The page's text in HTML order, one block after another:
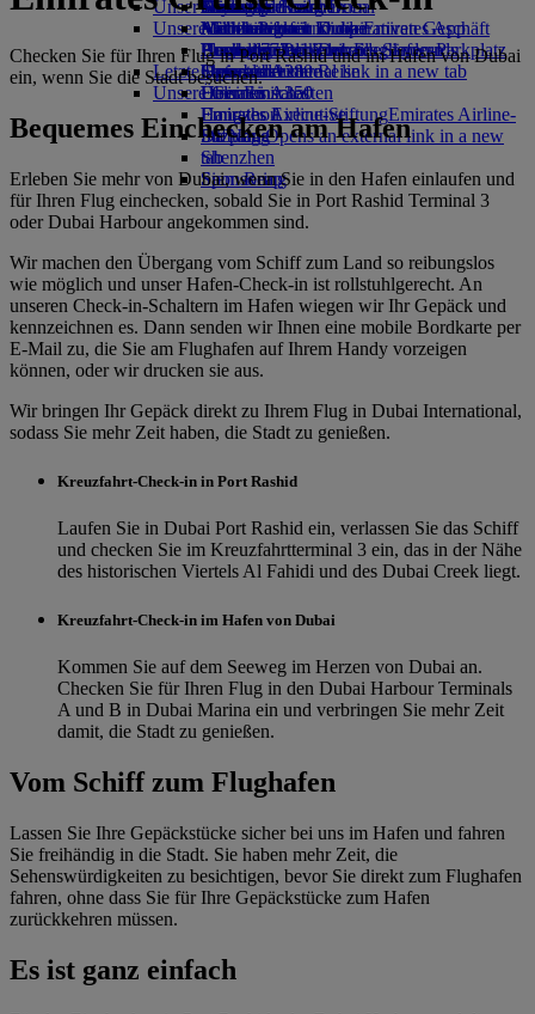
Mietwagen buchen
Airline Partner
Flughafen-ParkplatzFlughafen-Parkplatz
Opens an external link in a new tab
Getränke
Unsere Flotte
Boeing 777
Emirates A380
Emirates A350
Emirates Executive
Sitzpläne
Kinderspielzeug
Aktivitäten für Kinder
Unser Planet
Nachhaltigkeit im operativen Geschäft
Umweltrichtlinien
Umweltberichte
Unsere Gemeinschaften
Emirates Airline-StiftungEmirates Airline-
Stiftung Opens an external link in a new
tab
Sponsoring
Düsseldorf nach Dubai
München nach Dubai
Hamburg nach Dubai
Letzte Reiseziele
Helsinki
Hangzhou
Da Nang
Shenzhen
Siem Reap
Skywards Rail
Meilenrechner
Anmelden bei Emirates Skywards
Skywards+
Anfragen
Tools und Ressourcen
Mobiltelefon und die Emirates App
Buchung stornieren oder ändern
Unterbrochene Reise
Über Emirates
Checken Sie für Ihren Flug in Port Rashid und im Hafen von Dubai
ein, wenn Sie die Stadt besuchen.
Bequemes Einchecken am Hafen
Erleben Sie mehr von Dubai, wenn Sie in den Hafen einlaufen und
für Ihren Flug einchecken, sobald Sie in Port Rashid Terminal 3
oder Dubai Harbour angekommen sind.
Wir machen den Übergang vom Schiff zum Land so reibungslos
wie möglich und unser Hafen-Check-in ist rollstuhlgerecht. An
unseren Check-in-Schaltern im Hafen wiegen wir Ihr Gepäck und
kennzeichnen es. Dann senden wir Ihnen eine mobile Bordkarte per
E-Mail zu, die Sie am Flughafen auf Ihrem Handy vorzeigen
können, oder wir drucken sie aus.
Wir bringen Ihr Gepäck direkt zu Ihrem Flug in Dubai International,
sodass Sie mehr Zeit haben, die Stadt zu genießen.
Kreuzfahrt-Check-in in Port Rashid
Laufen Sie in Dubai Port Rashid ein, verlassen Sie das Schiff
und checken Sie im Kreuzfahrtterminal 3 ein, das in der Nähe
des historischen Viertels Al Fahidi und des Dubai Creek liegt.
Kreuzfahrt-Check-in im Hafen von Dubai
Kommen Sie auf dem Seeweg im Herzen von Dubai an.
Checken Sie für Ihren Flug in den Dubai Harbour Terminals
A und B in Dubai Marina ein und verbringen Sie mehr Zeit
damit, die Stadt zu genießen.
Vom Schiff zum Flughafen
Lassen Sie Ihre Gepäckstücke sicher bei uns im Hafen und fahren
Sie freihändig in die Stadt. Sie haben mehr Zeit, die
Sehenswürdigkeiten zu besichtigen, bevor Sie direkt zum Flughafen
fahren, ohne dass Sie für Ihre Gepäckstücke zum Hafen
zurückkehren müssen.
Es ist ganz einfach